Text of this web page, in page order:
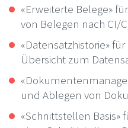
«Erweiterte Belege»
von Belegen nach CI/
«Datensatzhistorie»
Übersicht zum
und Ablegen von
«Schnittstellen Basis»